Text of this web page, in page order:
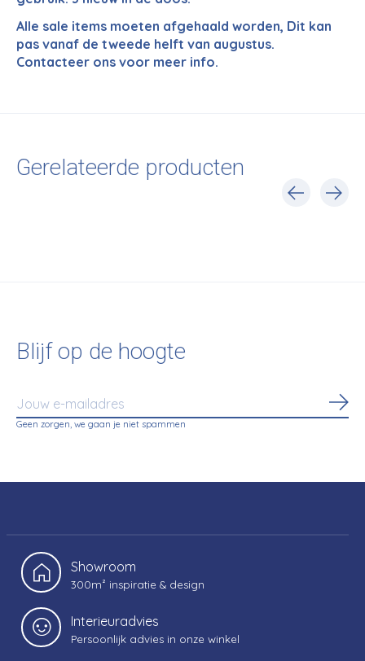
Alle sale items moeten afgehaald worden, Dit kan
pas vanaf de tweede helft van augustus.
Contacteer ons voor meer info.
Gerelateerde producten
Blijf op de hoogte
Geen zorgen, we gaan je niet spammen
Showroom
300m² inspiratie & design
Interieuradvies
Persoonlijk advies in onze winkel